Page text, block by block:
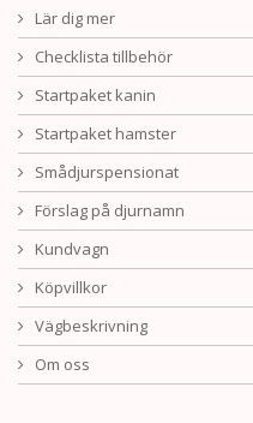
Lär dig mer
Checklista tillbehör
Startpaket kanin
Startpaket hamster
Smådjurspensionat
Förslag på djurnamn
Kundvagn
Köpvillkor
Vägbeskrivning
Om oss